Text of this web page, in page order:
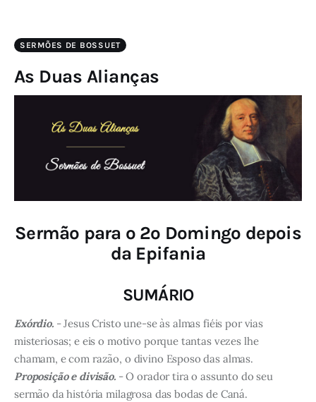
SERMÕES DE BOSSUET
As Duas Alianças
Sermão para o 2º Domingo depois
da Epifania
SUMÁRIO
Exórdio.- Jesus Cristo une-se às almas fiéis por vias
misteriosas; e eis o motivo porque tantas vezes lhe
chamam, e com razão, o divino Esposo das almas.
Proposição e divisão.- O orador tira o assunto do seu
sermão da história milagrosa das bodas de Caná.